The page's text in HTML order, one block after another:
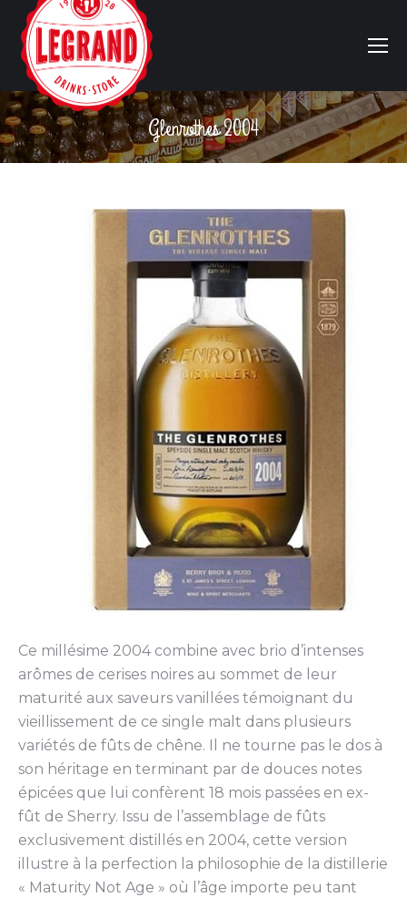
Glenrothes 2004
Vous êtes ici :
Ce millésime 2004 combine avec brio d’intenses
arômes de cerises noires au sommet de leur
maturité aux saveurs vanillées témoignant du
vieillissement de ce single malt dans plusieurs
variétés de fûts de chêne. Il ne tourne pas le dos à
son héritage en terminant par de douces notes
épicées que lui confèrent 18 mois passées en ex-
fût de Sherry. Issu de l’assemblage de fûts
exclusivement distillés en 2004, cette version
illustre à la perfection la philosophie de la distillerie
« Maturity Not Age » où l’âge importe peu tant